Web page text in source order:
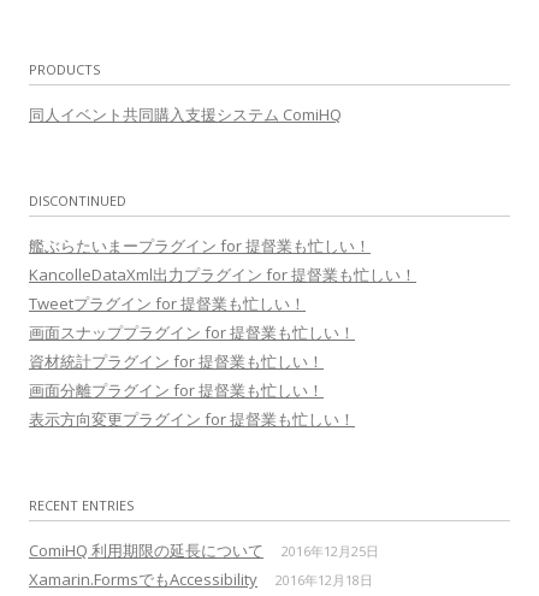
PRODUCTS
同人イベント共同購入支援システム ComiHQ
DISCONTINUED
艦ぶらたいまープラグイン for 提督業も忙しい！
KancolleDataXml出力プラグイン for 提督業も忙しい！
Tweetプラグイン for 提督業も忙しい！
画面スナッププラグイン for 提督業も忙しい！
資材統計プラグイン for 提督業も忙しい！
画面分離プラグイン for 提督業も忙しい！
表示方向変更プラグイン for 提督業も忙しい！
RECENT ENTRIES
ComiHQ 利用期限の延長について 2016年12月25日
Xamarin.FormsでもAccessibility 2016年12月18日